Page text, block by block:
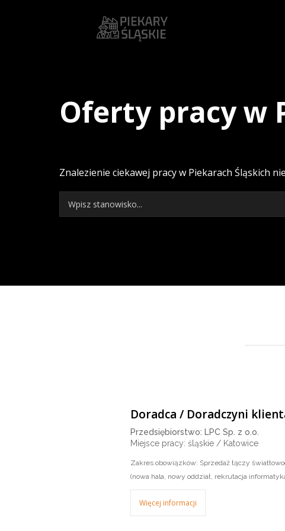
Oferty pracy w
Znalezienie ciekawej pracy w Piekarach Śląskich
Doradca / Doradczyni
Przedsiębiorstwo: LPC Sp. z o.o.
Miejsce pracy: śląskie / Katowice
Zakres obowiązków: Sprzedaż łączy
(nowa hala, nowy oddział, rekrutacja
Więcej informacji